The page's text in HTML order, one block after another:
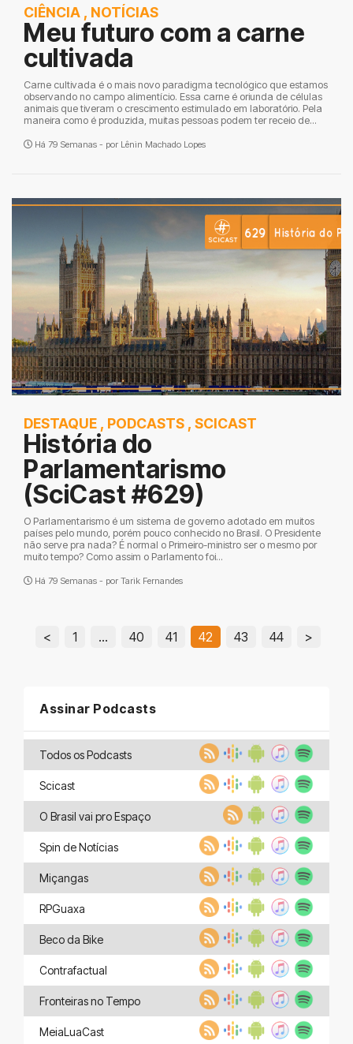
CIÊNCIA , NOTÍCIAS
Meu futuro com a carne
cultivada
Carne cultivada é o mais novo paradigma tecnológico que estamos
observando no campo alimentício. Essa carne é oriunda de células
animais que tiveram o crescimento estimulado em laboratório. Pela
maneira como é produzida, muitas pessoas podem ter receio de...
Há 79 Semanas - por Lênin Machado Lopes
DESTAQUE , PODCASTS , SCICAST
História do
Parlamentarismo
(SciCast #629)
O Parlamentarismo é um sistema de governo adotado em muitos
países pelo mundo, porém pouco conhecido no Brasil. O Presidente
não serve pra nada? É normal o Primeiro-ministro ser o mesmo por
muito tempo? Como assim o Parlamento foi...
Há 79 Semanas - por Tarik Fernandes
< 1 … 40 41 42 43 44 >
Assinar Podcasts
Todos os Podcasts
Scicast
O Brasil vai pro Espaço
Spin de Notícias
Miçangas
RPGuaxa
Beco da Bike
Contrafactual
Fronteiras no Tempo
MeiaLuaCast